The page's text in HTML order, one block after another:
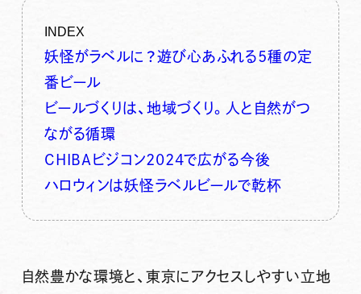
INDEX
妖怪がラベルに？遊び心あふれる5種の定
番ビール
ビールづくりは、地域づくり。人と自然がつ
ながる循環
CHIBAビジコン2024で広がる今後
ハロウィンは妖怪ラベルビールで乾杯
自然豊かな環境と、東京にアクセスしやすい立地